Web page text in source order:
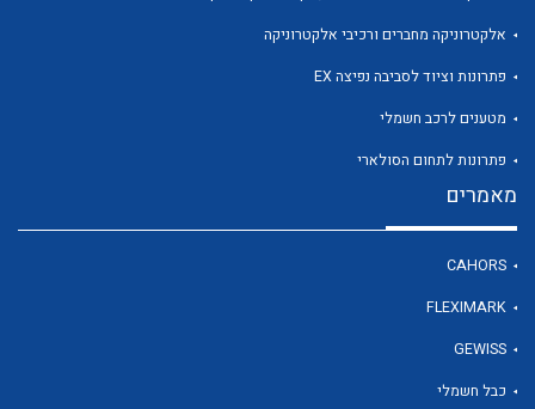
לכל מוצרי היצרן
אלקטרוניקה מחברים ורכיבי אלקטרוניקה
פתרונות וציוד לסביבה נפיצה EX
מטענים לרכב חשמלי
פתרונות לתחום הסולארי
מאמרים
CAHORS
FLEXIMARK
GEWISS
כבל חשמלי